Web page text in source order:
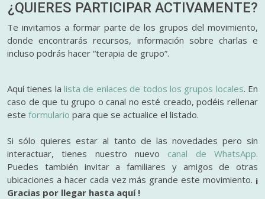
¿QUIERES PARTICIPAR ACTIVAMENTE?
Te invitamos a formar parte de los grupos del movimiento,
donde encontrarás recursos, información sobre charlas e
incluso podrás hacer “terapia de grupo”.
Aquí tienes lalista de enlaces de todos los grupos locales. En
caso de que tu grupo o canal no esté creado, podéis rellenar
este formulario para que se actualice el listado.
Si sólo quieres estar al tanto de las novedades pero sin
interactuar, tienes nuestro nuevo canal de WhatsApp.
Puedes también invitar a familiares y amigos de otras
ubicaciones a hacer cada vez más grande este movimiento. ¡
Gracias por llegar hasta aquí !